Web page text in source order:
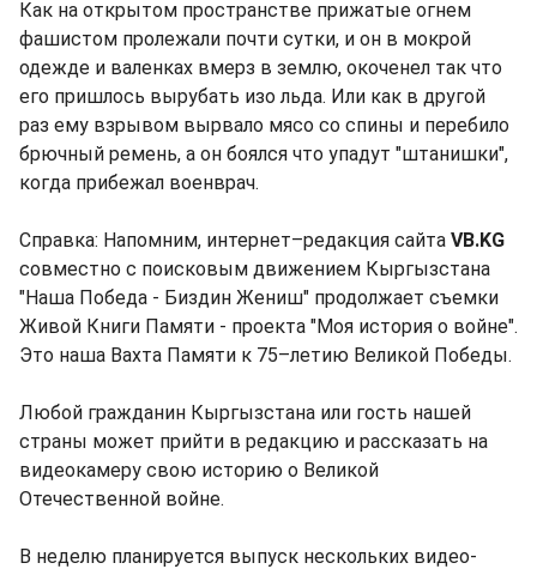
Как на открытом пространстве прижатые огнем
фашистом пролежали почти сутки, и он в мокрой
одежде и валенках вмерз в землю, окоченел так что
его пришлось вырубать изо льда. Или как в другой
раз ему взрывом вырвало мясо со спины и перебило
брючный ремень, а он боялся что упадут "штанишки",
когда прибежал военврач.
Справка: Напомним, интернет–редакция сайта VB.KG
совместно с поисковым движением Кыргызстана
"Наша Победа - Биздин Жениш" продолжает съемки
Живой Книги Памяти - проекта "Моя история о войне".
Это наша Вахта Памяти к 75–летию Великой Победы.
Любой гражданин Кыргызстана или гость нашей
страны может прийти в редакцию и рассказать на
видеокамеру свою историю о Великой
Отечественной войне.
В неделю планируется выпуск нескольких видео-